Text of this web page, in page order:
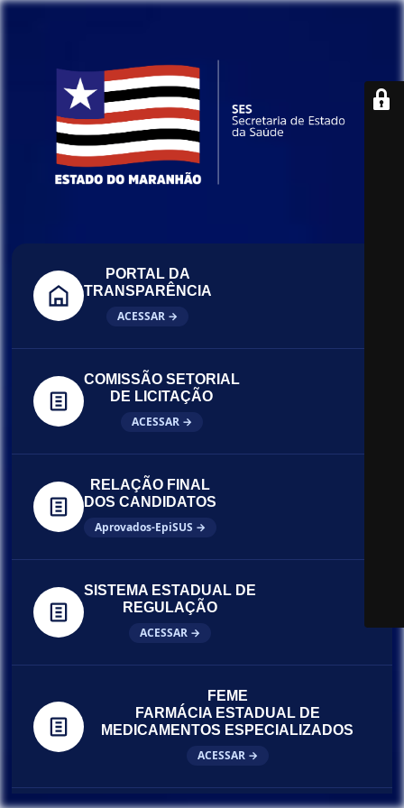
PORTAL DA
TRANSPARÊNCIA
ACESSAR →
COMISSÃO SETORIAL
DE LICITAÇÃO
ACESSAR →
RELAÇÃO FINAL
DOS CANDIDATOS
Aprovados-EpiSUS →
SISTEMA ESTADUAL DE
REGULAÇÃO
ACESSAR →
FEME
FARMÁCIA ESTADUAL DE
MEDICAMENTOS ESPECIALIZADOS
ACESSAR →